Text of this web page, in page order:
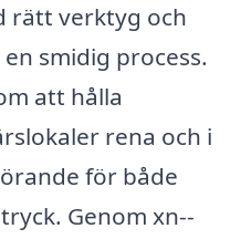
rätt verktyg och
smidig process.
att hålla
rena och i
för både
Genom xn--